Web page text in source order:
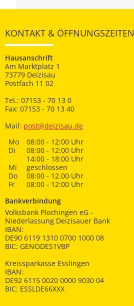
KONTAKT & ÖFFNUNGSZEITEN
Hausanschrift
Am Marktplatz 1
73779 Deizisau
Postfach 11 02
Tel.: 07153 - 70 13 0
Fax: 07153 - 70 13 40
Mail: post@deizisau.de
Mo
08:00 - 12:00 Uhr
Di
08:00 - 12:00 Uhr
14:00 - 18:00 Uhr
Mi
geschlossen
Do
08:00 - 12.00 Uhr
Fr
08:00 - 12:00 Uhr
Bankverbindung
Volksbank Plochingen eG -
Niederlassung Deizisauer Bank
IBAN:
DE90 6119 1310 0700 1000 08
BIC: GENODES1VBP
Kreissparkasse Esslingen
IBAN:
DE92 6115 0020 0000 9030 04
BIC: ESSLDE66XXX